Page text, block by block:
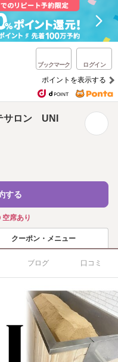
ブックマーク ログイン
ポイントを表示する
サロン UNI
する
◯空席あり
クーポン・メニュー
ブログ 口コミ